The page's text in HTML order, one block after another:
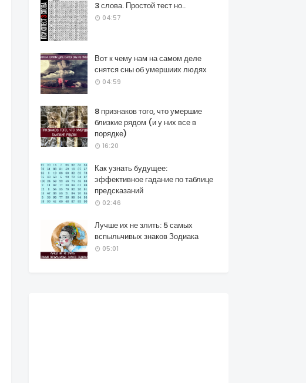
3 слова. Простой тест но..
04:57
Вот к чему нам на самом деле
снятся сны об умершиих людях
04:59
8 признаков того, что умершие
близкие рядом (и у них все в
порядке)
16:20
Как узнать будущее:
эффективное гадание по таблице
предсказаний
02:46
Лучше их не злить: 5 самых
вспыльчивых знаков Зодиака
05:01